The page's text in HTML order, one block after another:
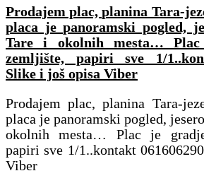
Prodajem plac, planina Tara-
placa je panoramski pogled,
Tare i okolnih mesta… Plac
zemljište, papiri sve 1/
Slike i još opisa Viber
Prodajem plac, planina Tara-
placa je panoramski pogled,
okolnih mesta… Plac je
papiri sve 1/1..kontakt
Viber